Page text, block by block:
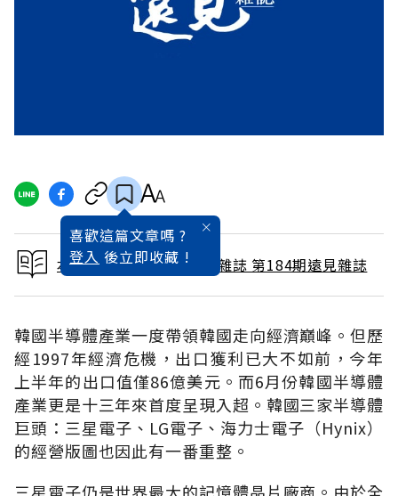
喜歡這篇文章嗎 ?
登入 後立即收藏 !
本文出自 2001 / 10月號雜誌 第184期遠見雜誌
韓國半導體產業一度帶領韓國走向經濟巔峰。但歷
經1997年經濟危機，出口獲利已大不如前，今年
上半年的出口值僅86億美元。而6月份韓國半導體
產業更是十三年來首度呈現入超。韓國三家半導體
巨頭：三星電子、LG電子、海力士電子（Hynix）
的經營版圖也因此有一番重整。
三星電子仍是世界最大的記憶體晶片廠商。由於全